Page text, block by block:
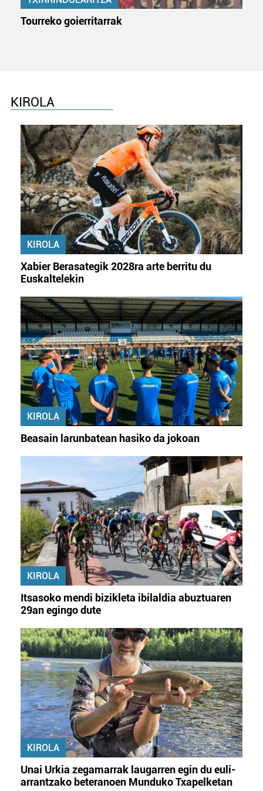
Tourreko goierritarrak
KIROLA
KIROLA
Xabier Berasategik 2028ra arte berritu du
Euskaltelekin
KIROLA
Beasain larunbatean hasiko da jokoan
KIROLA
Itsasoko mendi bizikleta ibilaldia abuztuaren
29an egingo dute
KIROLA
Unai Urkia zegamarrak laugarren egin du euli-
arrantzako beteranoen Munduko Txapelketan